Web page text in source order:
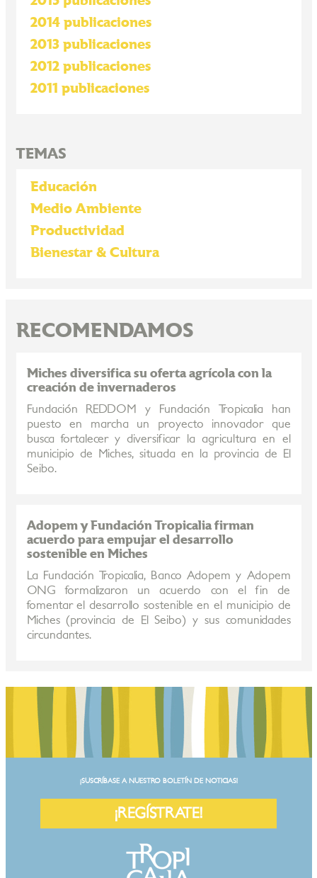
2014 publicaciones
2013 publicaciones
2012 publicaciones
2011 publicaciones
TEMAS
Educación
Medio Ambiente
Productividad
Bienestar & Cultura
RECOMENDAMOS
Miches diversifica su oferta agrícola con la
creación de invernaderos
Fundación REDDOM y Fundación Tropicalia han
puesto en marcha un proyecto innovador que
busca fortalecer y diversificar la agricultura en el
municipio de Miches, situada en la provincia de El
Seibo.
Adopem y Fundación Tropicalia firman
acuerdo para empujar el desarrollo
sostenible en Miches
La Fundación Tropicalia, Banco Adopem y Adopem
ONG formalizaron un acuerdo con el fin de
fomentar el desarrollo sostenible en el municipio de
Miches (provincia de El Seibo) y sus comunidades
circundantes.
¡SUSCRÍBASE A NUESTRO BOLETÍN DE NOTICIAS!
¡REGÍSTRATE!